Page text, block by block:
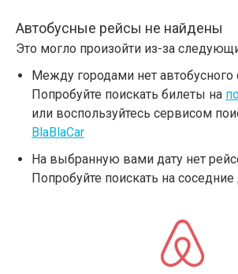
Автобусные рейсы не найдены
Это могло произойти из-за
Между городами нет автобусного
Попробуйте поискать билеты на
или воспользуйтесь сервисом
BlaBlaCar
На выбранную вами дату нет
Попробуйте поискать на соседние